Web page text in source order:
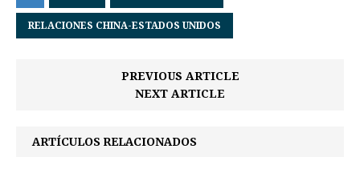
RELACIONES CHINA-ESTADOS UNIDOS
PREVIOUS ARTICLE
NEXT ARTICLE
ARTÍCULOS RELACIONADOS